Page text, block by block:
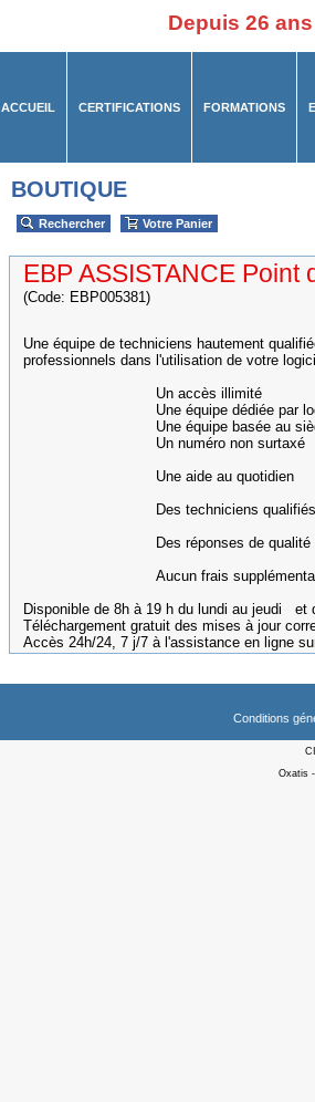
Depuis 26 ans
ACCUEIL CERTIFICATIONS FORMATIONS
BOUTIQUE
Rechercher Votre Panier
EBP ASSISTANCE Point
(Code: EBP005381)
Une équipe de techniciens hautement
professionnels dans l'utilisation de votre
Un accès illimité
Une équipe dédiée par
Une équipe basée au siège
Un numéro non surtaxé
Une aide au quotidien
Des techniciens qualifiés à
Des réponses de qualité
Aucun frais
Disponible de 8h à 19 h du lundi au jeudi et
Téléchargement gratuit des mises à jour
Accès 24h/24, 7 j/7 à l'assistance en ligne
Conditions
Oxatis